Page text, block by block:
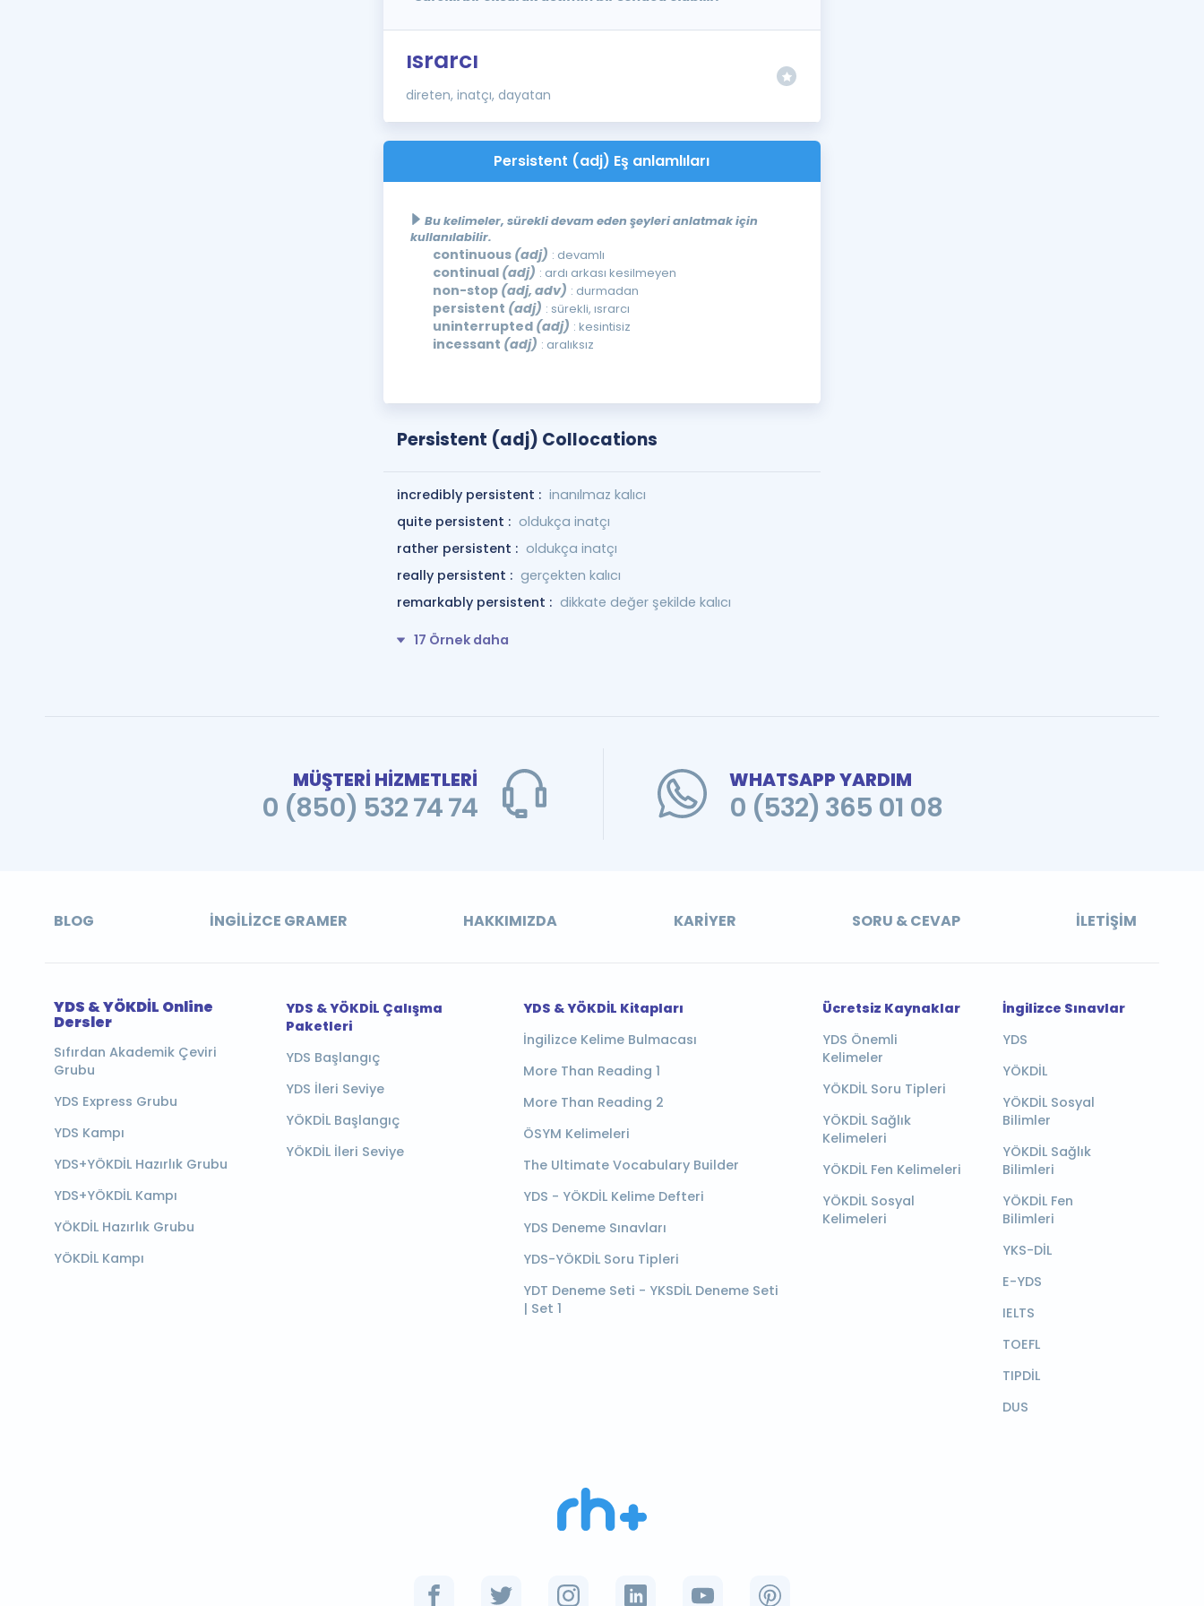
ısrarcı
direten, inatçı, dayatan
Persistent (adj) Eş anlamlıları
Bu kelimeler, sürekli devam eden şeyleri anlatmak için
kullanılabilir.
continuous (adj) : devamlı
continual (adj) : ardı arkası kesilmeyen
non-stop (adj, adv) : durmadan
persistent (adj) : sürekli, ısrarcı
uninterrupted (adj) : kesintisiz
incessant (adj) : aralıksız
Persistent (adj) Collocations
incredibly persistent : inanılmaz kalıcı
quite persistent : oldukça inatçı
rather persistent : oldukça inatçı
really persistent : gerçekten kalıcı
remarkably persistent : dikkate değer şekilde kalıcı
17 Örnek daha
MÜŞTERİ HİZMETLERİ
0 (850) 532 74 74
WHATSAPP YARDIM
0 (532) 365 01 08
BLOG İNGILIZCE GRAMER HAKKIMIZDA KARIYER SORU & CEVAP İLETIŞIM
YDS & YÖKDİL Online
Dersler
Sıfırdan Akademik Çeviri
Grubu
YDS Express Grubu
YDS Kampı
YDS+YÖKDİL Hazırlık Grubu
YDS+YÖKDİL Kampı
YÖKDİL Hazırlık Grubu
YÖKDİL Kampı
YDS & YÖKDİL Çalışma
Paketleri
YDS Başlangıç
YDS İleri Seviye
YÖKDİL Başlangıç
YÖKDİL İleri Seviye
YDS & YÖKDİL Kitapları
İngilizce Kelime Bulmacası
More Than Reading 1
More Than Reading 2
ÖSYM Kelimeleri
The Ultimate Vocabulary Builder
YDS - YÖKDİL Kelime Defteri
YDS Deneme Sınavları
YDS-YÖKDİL Soru Tipleri
YDT Deneme Seti - YKSDİL Deneme Seti
| Set 1
Ücretsiz Kaynaklar
YDS Önemli
Kelimeler
YÖKDİL Soru Tipleri
YÖKDİL Sağlık
Kelimeleri
YÖKDİL Fen Kelimeleri
YÖKDİL Sosyal
Kelimeleri
İngilizce Sınavlar
YDS
YÖKDİL
YÖKDİL Sosyal
Bilimler
YÖKDİL Sağlık
Bilimleri
YÖKDİL Fen
Bilimleri
YKS-DİL
E-YDS
IELTS
TOEFL
TIPDİL
DUS